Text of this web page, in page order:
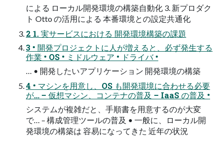
による ローカル開発環境の構築自動化 3. 新プロダク
ト Otto の活用による 本番環境との設定共通化
2 1. 実サービスにおける 開発環境構築の課題
3 • 開発プロジェクトに人が増えると、必ず発生する
作業 • OS • ミドルウェア • ドライバ •
… • 開発したいアプリケーション 開発環境の構築
4 • マシンを用意し、OS も開発環境に合わせる必要
が… – 仮想マシン、コンテナの普及 – IaaS の普及 •
システムが複雑だと、手順書を用意するのが大変
で… – 構成管理ツールの普及 • 一般に、ローカル開
発環境の構築は 容易になってきた 近年の状況